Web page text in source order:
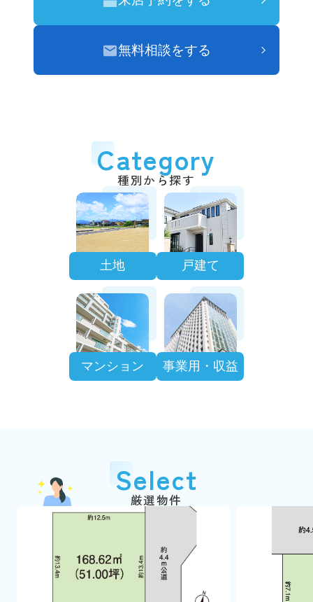
無料相談をする
Category
種別から探す
土地 戸建て
マンション 事業用・収益
Select
厳選物件